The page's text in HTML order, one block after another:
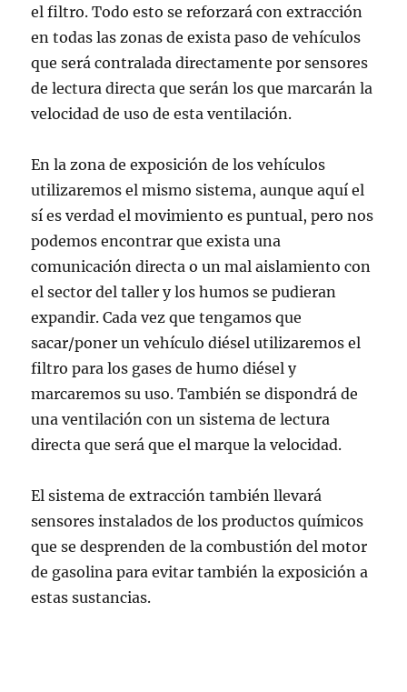
el filtro. Todo esto se reforzará con extracción
en todas las zonas de exista paso de vehículos
que será contralada directamente por sensores
de lectura directa que serán los que marcarán la
velocidad de uso de esta ventilación.
En la zona de exposición de los vehículos
utilizaremos el mismo sistema, aunque aquí el
sí es verdad el movimiento es puntual, pero nos
podemos encontrar que exista una
comunicación directa o un mal aislamiento con
el sector del taller y los humos se pudieran
expandir. Cada vez que tengamos que
sacar/poner un vehículo diésel utilizaremos el
filtro para los gases de humo diésel y
marcaremos su uso. También se dispondrá de
una ventilación con un sistema de lectura
directa que será que el marque la velocidad.
El sistema de extracción también llevará
sensores instalados de los productos químicos
que se desprenden de la combustión del motor
de gasolina para evitar también la exposición a
estas sustancias.